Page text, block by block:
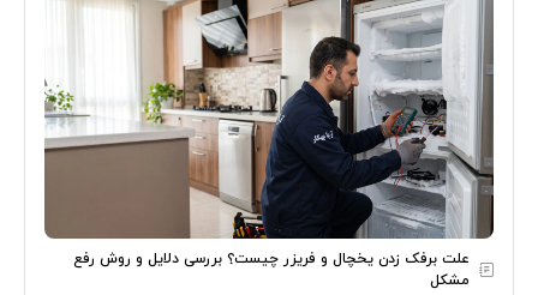
علت برفک زدن یخچال و فریزر چیست؟ بررسی دلایل و روش رفع
مشکل